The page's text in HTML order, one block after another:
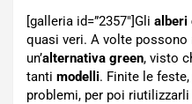
[galleria id=”2357″]Gli alberi
quasi veri. A volte possono
un’alternativa green, visto
tanti modelli. Finite le
problemi, per poi